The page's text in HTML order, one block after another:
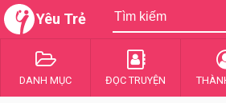
Yêu Trẻ
DANH MỤC ĐỌC TRUYỆN